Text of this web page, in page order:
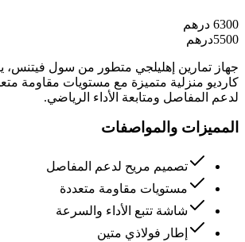
6300 درهم
5500درهم
جهاز تمارين إهليلجي متطور من سول فيتنس،
كارديو منزلية متميزة مع مستويات مقاومة
لدعم المفاصل ومتابعة الأداء الرياضي.
المميزات والمواصفات
تصميم مريح لدعم المفاصل
مستويات مقاومة متعددة
شاشة تتبع الأداء والسرعة
إطار فولاذي متين